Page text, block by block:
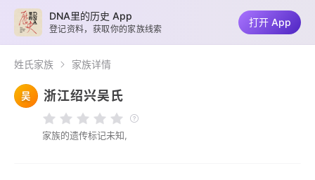
姓氏家族 家族详情
吴 浙江绍兴吴氏
家族的遗传标记未知,
DNA里的历史 App
登记资料，获取你的家族线索
打开 App